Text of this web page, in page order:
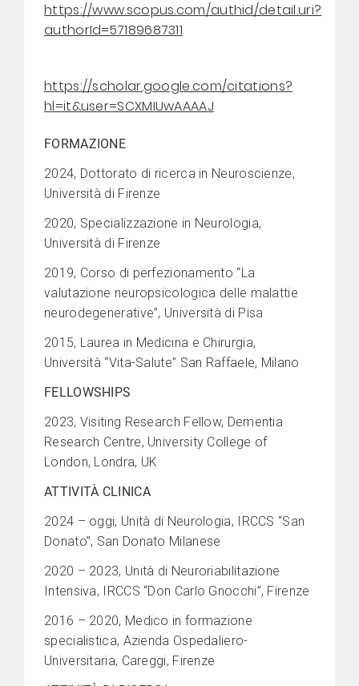
https://www.scopus.com/authid/detail.uri?
authorId=57189687311
https://scholar.google.com/citations?
hl=it&user=SCXMIUwAAAAJ
FORMAZIONE
2024, Dottorato di ricerca in Neuroscienze,
Università di Firenze
2020, Specializzazione in Neurologia,
Università di Firenze
2019, Corso di perfezionamento “La
valutazione neuropsicologica delle malattie
neurodegenerative”, Università di Pisa
2015, Laurea in Medicina e Chirurgia,
Università “Vita-Salute” San Raffaele, Milano
FELLOWSHIPS
2023, Visiting Research Fellow, Dementia
Research Centre, University College of
London, Londra, UK
ATTIVITÀ CLINICA
2024 – oggi, Unità di Neurologia, IRCCS “San
Donato”, San Donato Milanese
2020 – 2023, Unità di Neuroriabilitazione
Intensiva, IRCCS “Don Carlo Gnocchi”, Firenze
2016 – 2020, Medico in formazione
specialistica, Azienda Ospedaliero-
Universitaria, Careggi, Firenze